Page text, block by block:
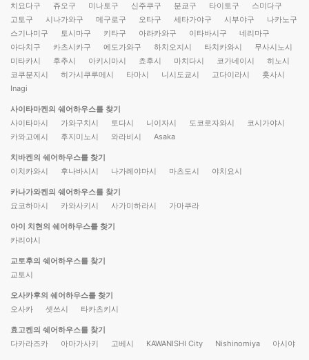
치요다구
쥬오구 미나토구 신주쿠구 분쿄구 타이토구
스미다구
고토구
시나가와구 메구로구 오타구 세타가야구 시부야구
나카노구
스기나미구
토시마구 키타구 아라카와구 이타바시구
네리마구
아다치구
카츠시카구 에도가와구 하치오지시 타치카와시
무사시노시
미타카시
후추시 아키시마시 쵸후시 마치다시 코가네이시
히노시
코쿠분지시
히가시쿠루메시 타마시 니시도쿄시 고다이라시
훗사시
Inagi
사이타마켄의 쉐어하우스를 찾기
사이타마시
가와구치시 토다시 니이자시 도코로자와시
코시가야시
카와고에시
후지미노시 와라비시 Asaka
치바켄의 쉐어하우스를 찾기
이치카와시
후나바시시 나가레야마시 마츠도시 야치요시
카나가와켄의 쉐어하우스를 찾기
요코하마시
카와사키시 사가미하라시 가마쿠라
아이 치현의 쉐어하우스를 찾기
카리야시
교토후의 쉐어하우스를 찾기
교토시
오사카후의 쉐어하우스를 찾기
오사카
셋쓰시 타카츠키시
효고켄의 쉐어하우스를 찾기
다카라즈카
아마가사키 고베시 KAWANISHI City Nishinomiya 아시야